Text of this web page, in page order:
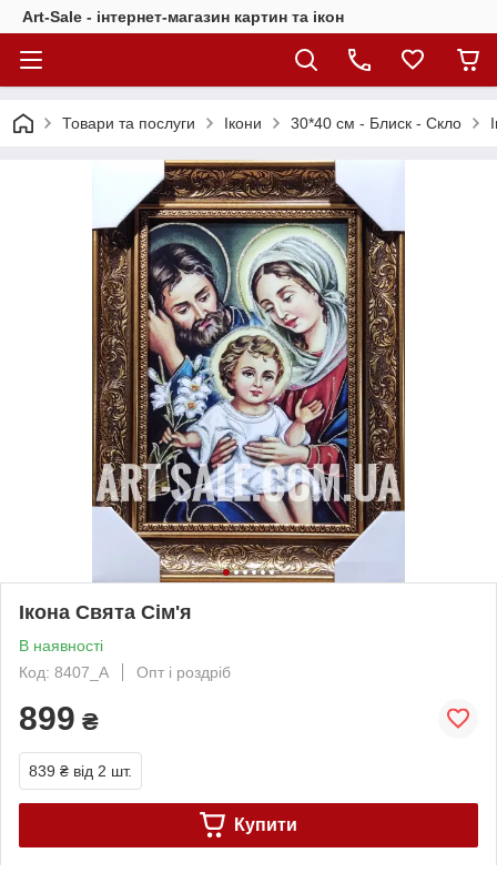
Art-Sale - інтернет-магазин картин та ікон
Товари та послуги Ікони 30*40 см - Блиск - Скло
Ікона Свята Сім'я
В наявності
Код: 8407_A
Опт і роздріб
899 ₴
839 ₴ від 2 шт.
Купити